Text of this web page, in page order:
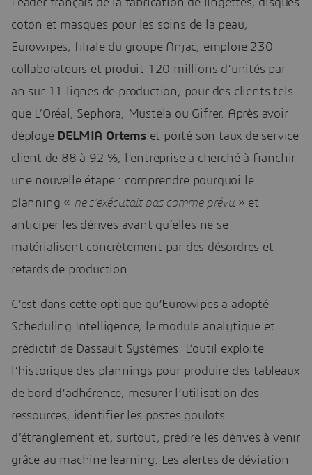
Leader français de la fabrication de lingettes, disques
coton et masques pour les soins de la peau,
Eurowipes, filiale du groupe Anjac, emploie 230
collaborateurs et produit 120 millions d’unités par
an sur 11 lignes de production, pour des clients tels
que L’Oréal, Sephora, Mustela ou Gifrer. Après avoir
déployé DELMIA Ortemset porté son taux de service
client de 88 à 92 %, l’entreprise a cherché à franchir
une nouvelle étape : comprendre pourquoi le
planning « ne s’exécutait pas comme prévu» et
anticiper les dérives avant qu’elles ne se
matérialisent concrètement par des désordres et
retards de production.
C’est dans cette optique qu’Eurowipes a adopté
Scheduling Intelligence, le module analytique et
prédictif de Dassault Systèmes. L’outil exploite
l’historique des plannings pour produire des tableaux
de bord d’adhérence, mesurer l’utilisation des
ressources, identifier les postes goulots
d’étranglement et, surtout, prédire les dérives à venir
grâce au machine learning. Les alertes de déviation